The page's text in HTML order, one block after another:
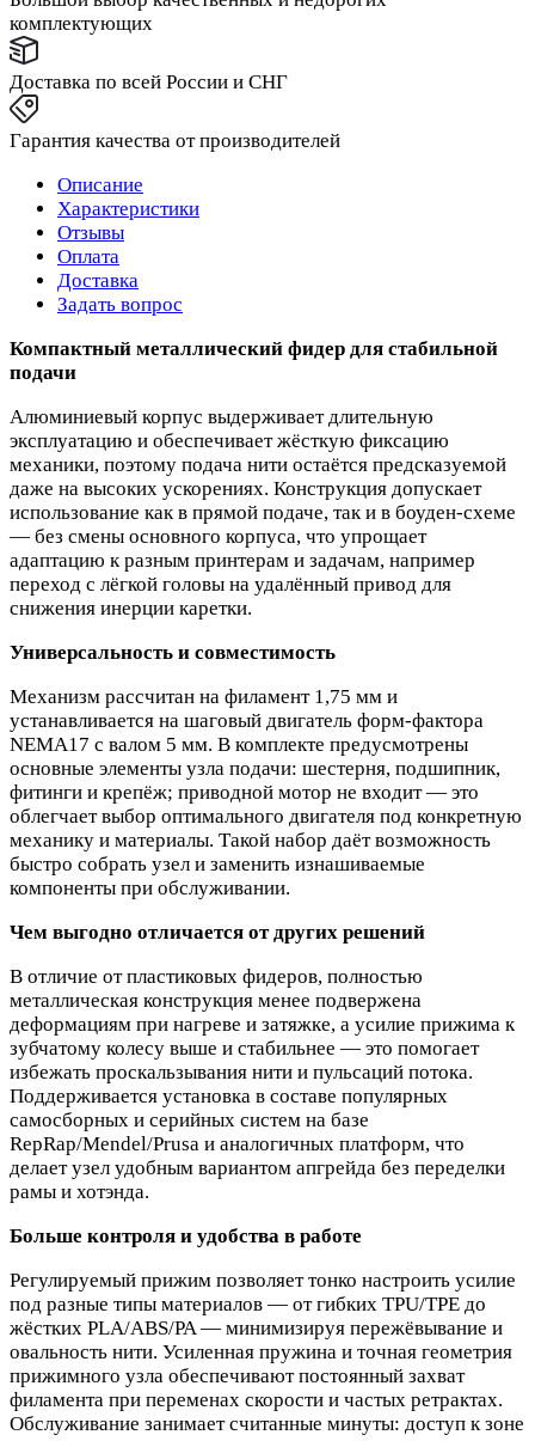
комплектующих
Доставка по всей России и СНГ
Гарантия качества от производителей
Описание
Характеристики
Отзывы
Оплата
Доставка
Задать вопрос
Компактный металлический фидер для стабильной
подачи
Алюминиевый корпус выдерживает длительную
эксплуатацию и обеспечивает жёсткую фиксацию
механики, поэтому подача нити остаётся предсказуемой
даже на высоких ускорениях. Конструкция допускает
использование как в прямой подаче, так и в боуден‑схеме
— без смены основного корпуса, что упрощает
адаптацию к разным принтерам и задачам, например
переход с лёгкой головы на удалённый привод для
снижения инерции каретки.
Универсальность и совместимость
Механизм рассчитан на филамент 1,75 мм и
устанавливается на шаговый двигатель форм‑фактора
NEMA17 с валом 5 мм. В комплекте предусмотрены
основные элементы узла подачи: шестерня, подшипник,
фитинги и крепёж; приводной мотор не входит — это
облегчает выбор оптимального двигателя под конкретную
механику и материалы. Такой набор даёт возможность
быстро собрать узел и заменить изнашиваемые
компоненты при обслуживании.
Чем выгодно отличается от других решений
В отличие от пластиковых фидеров, полностью
металлическая конструкция менее подвержена
деформациям при нагреве и затяжке, а усилие прижима к
зубчатому колесу выше и стабильнее — это помогает
избежать проскальзывания нити и пульсаций потока.
Поддерживается установка в составе популярных
самосборных и серийных систем на базе
RepRap/Mendel/Prusa и аналогичных платформ, что
делает узел удобным вариантом апгрейда без переделки
рамы и хотэнда.
Больше контроля и удобства в работе
Регулируемый прижим позволяет тонко настроить усилие
под разные типы материалов — от гибких TPU/TPE до
жёстких PLA/ABS/PA — минимизируя пережёвывание и
овальность нити. Усиленная пружина и точная геометрия
прижимного узла обеспечивают постоянный захват
филамента при переменах скорости и частых ретрактах.
Обслуживание занимает считанные минуты: доступ к зоне